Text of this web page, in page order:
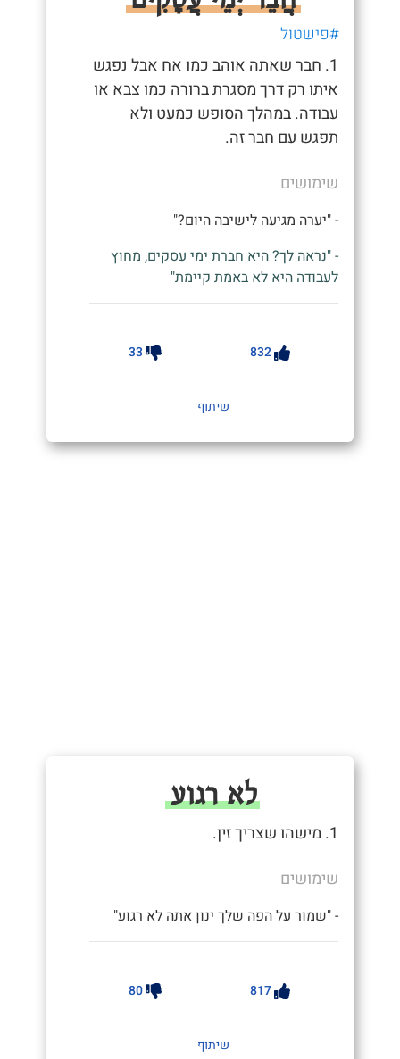
#פישטול
1. חבר שאתה אוהב כמו אח אבל נפגש
איתו רק דרך מסגרת ברורה כמו צבא או
עבודה. במהלך הסופש כמעט ולא
תפגש עם חבר זה.
שימושים
- "יערה מגיעה לישיבה היום?"
- "נראה לך? היא חברת ימי עסקים, מחוץ
לעבודה היא לא באמת קיימת"
832
33
שיתוף
לא רגוע
1. מישהו שצריך זין.
שימושים
- "שמור על הפה שלך ינון אתה לא רגוע"
817
80
שיתוף